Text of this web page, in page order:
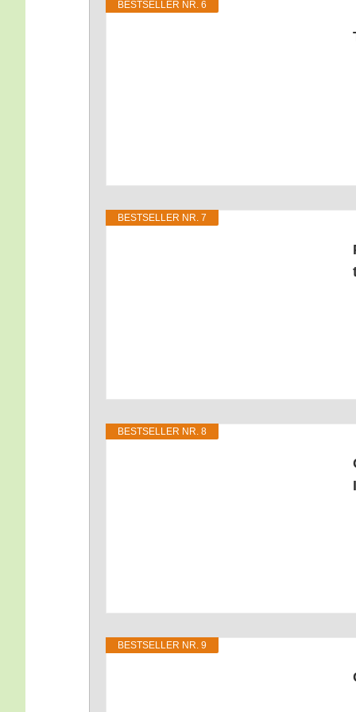
BEST­SEL­LER NR. 6
BEST­SEL­LER NR. 7
BEST­SEL­LER NR. 8
BEST­SEL­LER NR. 9